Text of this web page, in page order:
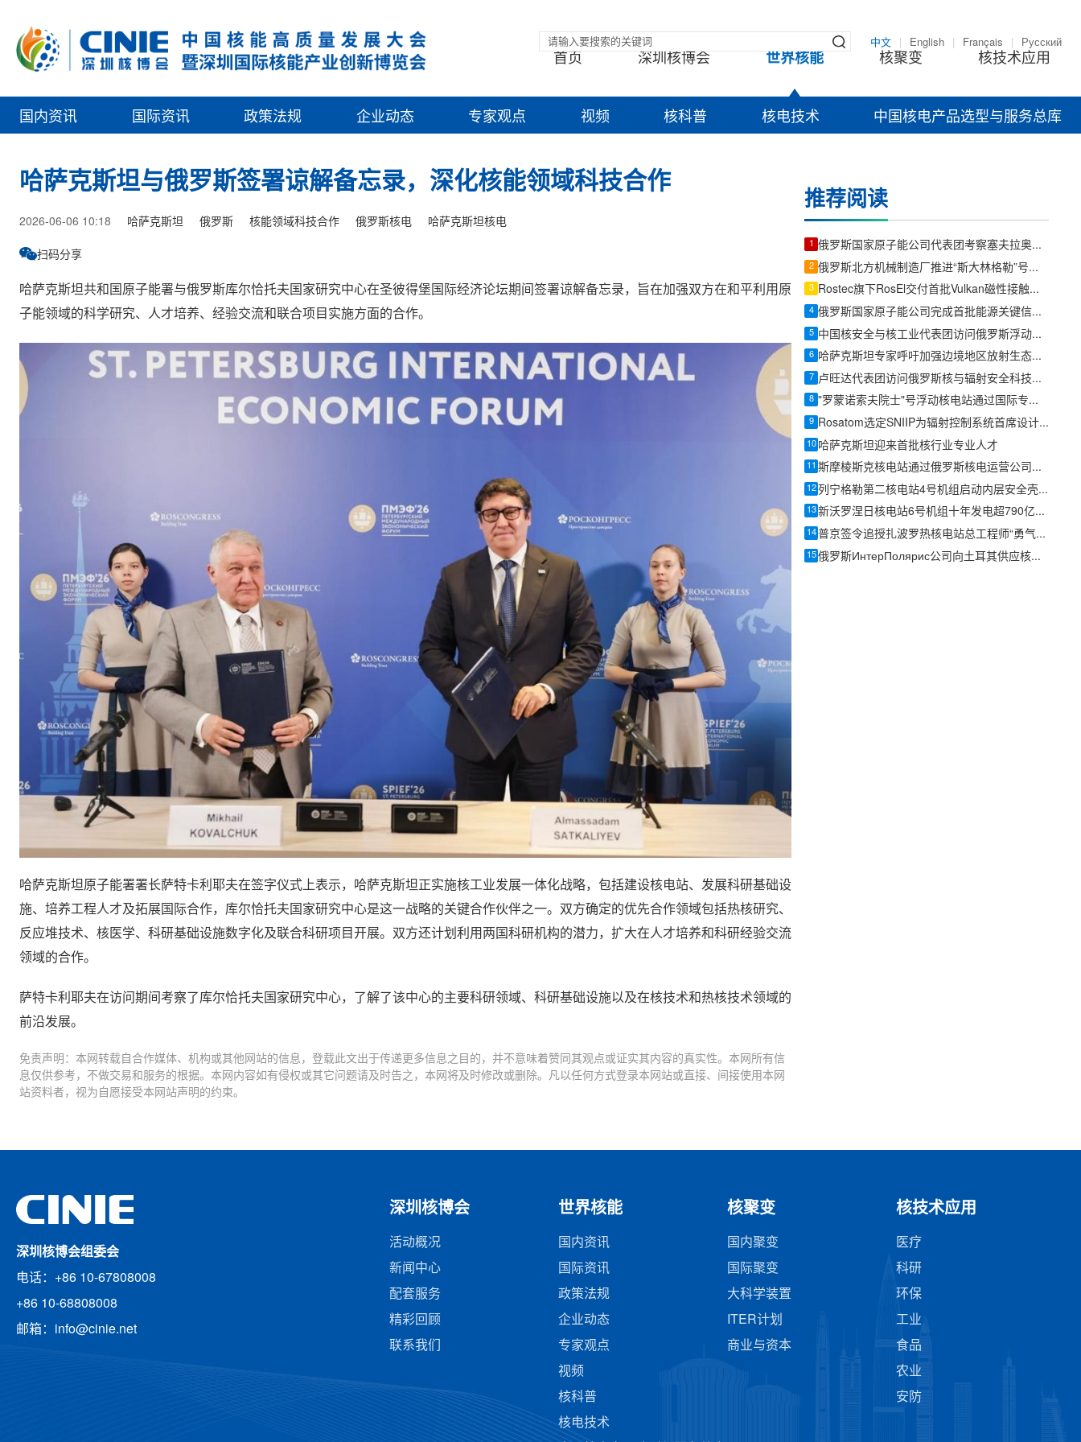
中文 English Français Русский
首页 深圳核博会 世界核能 核聚变 核技术应用
国内资讯 国际资讯 政策法规 企业动态 专家观点 视频 核科普 核电技术 中国核电产品选型与服务总库
哈萨克斯坦与俄罗斯签署谅解备忘录，深化核能领域科技合作
2026-06-06 10:18 哈萨克斯坦 俄罗斯 核能领域科技合作 俄罗斯核电 哈萨克斯坦核电
扫码分享
哈萨克斯坦共和国原子能署与俄罗斯库尔恰托夫国家研究中心在圣彼得堡国际经济论坛期间签署谅解备忘录，旨在加强双方在和平利用原
子能领域的科学研究、人才培养、经验交流和联合项目实施方面的合作。
哈萨克斯坦原子能署署长萨特卡利耶夫在签字仪式上表示，哈萨克斯坦正实施核工业发展一体化战略，包括建设核电站、发展科研基础设
施、培养工程人才及拓展国际合作，库尔恰托夫国家研究中心是这一战略的关键合作伙伴之一。双方确定的优先合作领域包括热核研究、
反应堆技术、核医学、科研基础设施数字化及联合科研项目开展。双方还计划利用两国科研机构的潜力，扩大在人才培养和科研经验交流
领域的合作。
萨特卡利耶夫在访问期间考察了库尔恰托夫国家研究中心，了解了该中心的主要科研领域、科研基础设施以及在核技术和热核技术领域的
前沿发展。
免责声明：本网转载自合作媒体、机构或其他网站的信息，登载此文出于传递更多信息之目的，并不意味着赞同其观点或证实其内容的真实性。本网所有信
息仅供参考，不做交易和服务的根据。本网内容如有侵权或其它问题请及时告之，本网将及时修改或删除。凡以任何方式登录本网站或直接、间接使用本网
站资料者，视为自愿接受本网站声明的约束。
推荐阅读
1 俄罗斯国家原子能公司代表团考察塞夫拉奥放射性废物管理设施
2 俄罗斯北方机械制造厂推进“斯大林格勒”号破冰船主推力轴承生产
3 Rostec旗下RosEl交付首批Vulkan磁性接触传感器
4 俄罗斯国家原子能公司完成首批能源关键信息基础设施产品认证
5 中国核安全与核工业代表团访问俄罗斯浮动核热电站
6 哈萨克斯坦专家呼吁加强边境地区放射生态监测
7 卢旺达代表团访问俄罗斯核与辐射安全科技中心
8 "罗蒙诺索夫院士"号浮动核电站通过国际专家双周审计，整改项较2022年显著减少
9 Rosatom选定SNIIP为辐射控制系统首席设计机构，统管核设施放射仪表标准化与进口替代保障
10 哈萨克斯坦迎来首批核行业专业人才
11 斯摩棱斯克核电站通过俄罗斯核电运营公司安全专项检查
12 列宁格勒第二核电站4号机组启动内层安全壳施工
13 新沃罗涅日核电站6号机组十年发电超790亿千瓦时
14 普京签令追授扎波罗热核电站总工程师“勇气勋章”
15 俄罗斯ИнтерПолярис公司向土耳其供应核电站球形阀
深圳核博会组委会
电话：+86 10-67808008
+86 10-68808008
邮箱：info@cinie.net
深圳核博会
活动概况
新闻中心
配套服务
精彩回顾
联系我们
世界核能
国内资讯
国际资讯
政策法规
企业动态
专家观点
视频
核科普
核电技术
核聚变
国内聚变
国际聚变
大科学装置
ITER计划
商业与资本
核技术应用
医疗
科研
环保
工业
食品
农业
安防